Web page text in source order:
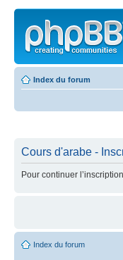
Index du forum
Cours d'arabe -
Pour continuer
Index du forum